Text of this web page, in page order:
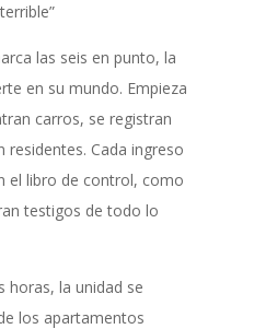
las seis en punto, la
en su mundo. Empieza
carros, se registran
residentes. Cada ingreso
el libro de control, como
testigos de todo lo
horas, la unidad se
los apartamentos